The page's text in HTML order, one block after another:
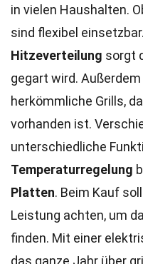
in vielen Haushalten.
sind flexibel
Hitzeverteilung sorgt
gegart wird.
herkömmliche Grills,
vorhanden ist.
unterschiedliche
Temperaturregelung
Platten. Beim Kauf
Leistung achten, um
finden. Mit einer
das ganze Jahr über